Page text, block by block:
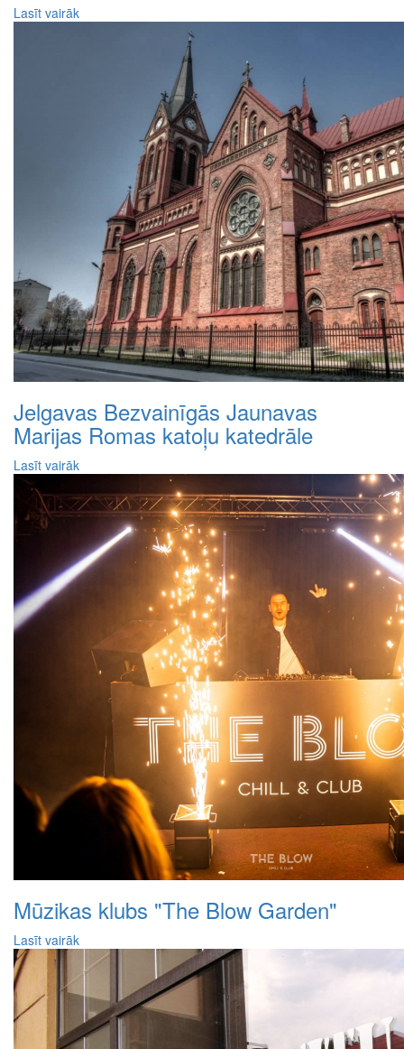
Lasīt vairāk
Jelgavas Bezvainīgās Jaunavas
Marijas Romas katoļu katedrāle
Lasīt vairāk
Mūzikas klubs "The Blow Garden"
Lasīt vairāk